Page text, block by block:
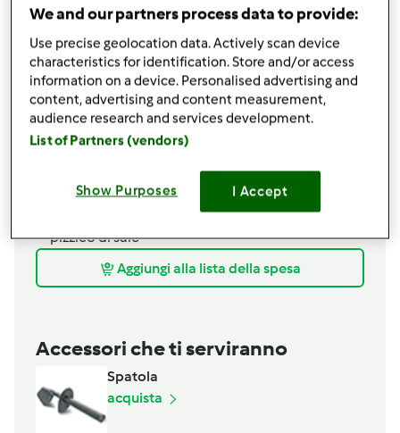
(senza glutine)
Impasto
150grammiriso a chicco corto per riso, zuppe,
etc.
60 grammi olio evo
zucchero grezzo
tuorlo d'uovo
pizzico di sale
Aggiungi alla lista della spesa
Accessori che ti serviranno
Spatola
acquista
We and our partners process data to provide:
Use precise geolocation data. Actively scan device
characteristics for identification. Store and/or access
information on a device. Personalised advertising and
content, advertising and content measurement,
audience research and services development.
List of Partners (vendors)
Show Purposes I Accept